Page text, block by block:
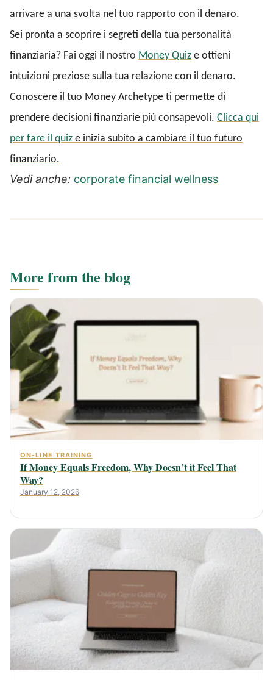
arrivare a una svolta nel tuo rapporto con il denaro.
Sei pronta a scoprire i segreti della tua personalità
finanziaria? Fai oggi il nostro Money Quiz e ottieni
intuizioni preziose sulla tua relazione con il denaro.
Conoscere il tuo Money Archetype ti permette di
prendere decisioni finanziarie più consapevoli. Clicca qui
per fare il quiz e inizia subito a cambiare il tuo futuro
finanziario.
Vedi anche: corporate financial wellness
More from the blog
ON-LINE TRAINING
If Money Equals Freedom, Why Doesn’t it Feel That
Way?
January 12, 2026